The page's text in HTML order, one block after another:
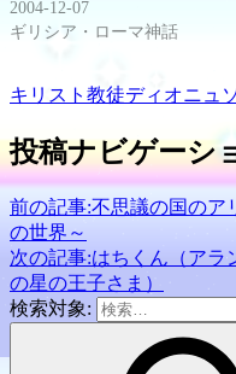
ド
開
き
2004-12-07
ギリシア・ローマ神話
キリスト教徒ディオニュ
投稿ナビゲーシ
前の記事:不思議の国のア
の世界～
次の記事:はちくん（アラ
の星の王子さま）
検索対象: